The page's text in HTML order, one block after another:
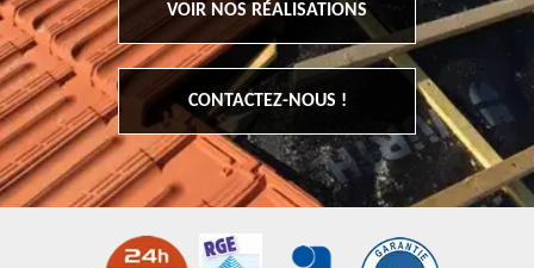
VOIR NOS RÉALISATIONS
CONTACTEZ-NOUS !